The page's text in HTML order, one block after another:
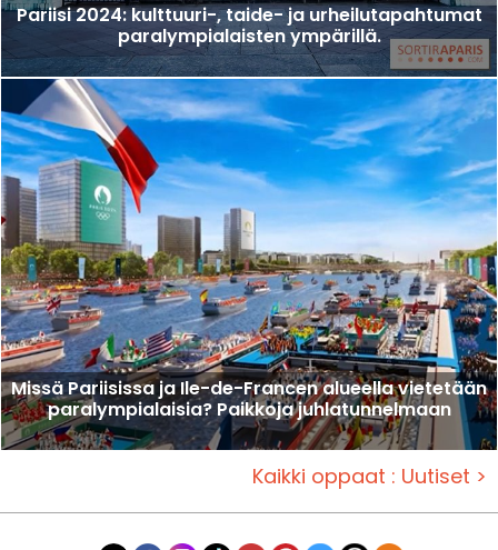
Pariisi 2024: kulttuuri-, taide- ja urheilutapahtumat
paralympialaisten ympärillä.
Missä Pariisissa ja Ile-de-Francen alueella vietetään
paralympialaisia? Paikkoja juhlatunnelmaan
Kaikki oppaat : Uutiset >